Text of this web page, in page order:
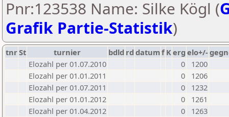
Pnr:123538 Name: Silke Kögl (
Grafik Partie-Statistik)
tnrSt turnier bdld rd datumf Kerg elo+/-
Elozahl per 01.07.2010
0
1200
Elozahl per 01.01.2011
0
1206
Elozahl per 01.07.2011
0
1232
Elozahl per 01.01.2012
0
1261
Elozahl per 01.04.2012
0
1263